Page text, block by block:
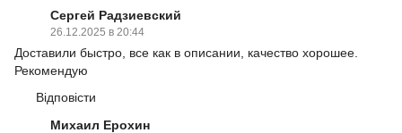
Сергей Радзиевский
26.12.2025 в 20:44
Доставили быстро, все как в описании, качество хорошее.
Рекомендую
Відповісти
Михаил Ерохин